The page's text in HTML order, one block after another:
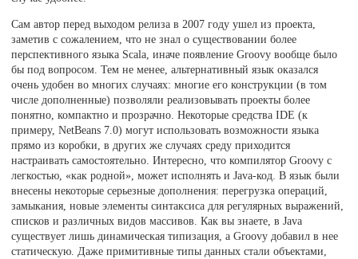
Сам автор перед выходом релиза в 2007 году ушел из проекта,
заметив с сожалением, что не знал о существовании более
перспективного языка Scala, иначе появление Groovy вообще было
бы под вопросом. Тем не менее, альтернативный язык оказался
очень удобен во многих случаях: многие его конструкции (в том
числе дополненные) позволяли реализовывать проекты более
понятно, компактно и прозрачно. Некоторые средства IDE (к
примеру, NetBeans 7.0) могут использовать возможности языка
прямо из коробки, в других же случаях среду приходится
настраивать самостоятельно. Интересно, что компилятор Groovy с
легкостью, «как родной», может исполнять и Java-код. В язык были
внесены некоторые серьезные дополнения: перегрузка операций,
замыкания, новые элементы синтаксиса для регулярных выражений,
списков и различных видов массивов. Как вы знаете, в Java
существует лишь динамическая типизация, а Groovy добавил в нее
статическую. Даже примитивные типы данных стали объектами,